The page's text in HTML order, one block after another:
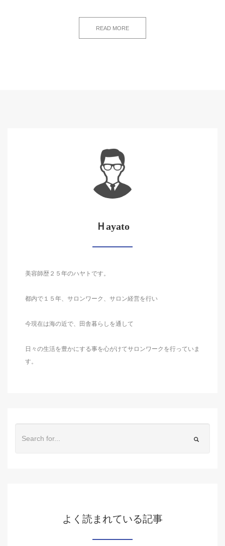
READ MORE
Ｈayato
美容師歴２５年のハヤトです。
都内で１５年、サロンワーク、サロン経営を行い
今現在は海の近で、田舎暮らしを通して
日々の生活を豊かにする事を心がけてサロンワークを行っていま
す。
よく読まれている記事